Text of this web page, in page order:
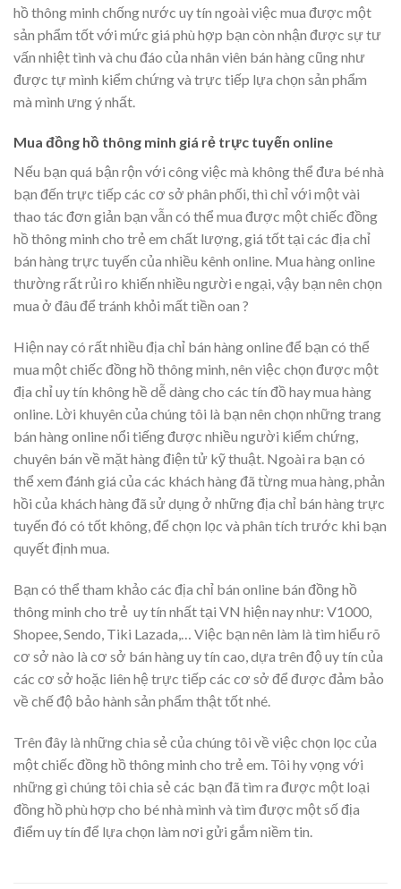
hồ thông minh chống nước uy tín ngoài việc mua được một
sản phẩm tốt với mức giá phù hợp bạn còn nhận được sự tư
vấn nhiệt tình và chu đáo của nhân viên bán hàng cũng như
được tự mình kiểm chứng và trực tiếp lựa chọn sản phẩm
mà mình ưng ý nhất.
Mua đồng hồ thông minh giá rẻ trực tuyến online
Nếu bạn quá bận rộn với công việc mà không thể đưa bé nhà
bạn đến trực tiếp các cơ sở phân phối, thì chỉ với một vài
thao tác đơn giản bạn vẫn có thể mua được một chiếc đồng
hồ thông minh cho trẻ em chất lượng, giá tốt tại các địa chỉ
bán hàng trực tuyến của nhiều kênh online. Mua hàng online
thường rất rủi ro khiến nhiều người e ngại, vậy bạn nên chọn
mua ở đâu để tránh khỏi mất tiền oan ?
Hiện nay có rất nhiều địa chỉ bán hàng online để bạn có thể
mua một chiếc đồng hồ thông minh, nên việc chọn được một
địa chỉ uy tín không hề dễ dàng cho các tín đồ hay mua hàng
online. Lời khuyên của chúng tôi là bạn nên chọn những trang
bán hàng online nổi tiếng được nhiều người kiểm chứng,
chuyên bán về mặt hàng điện tử kỹ thuật. Ngoài ra bạn có
thể xem đánh giá của các khách hàng đã từng mua hàng, phản
hồi của khách hàng đã sử dụng ở những địa chỉ bán hàng trực
tuyến đó có tốt không, để chọn lọc và phân tích trước khi bạn
quyết định mua.
Bạn có thể tham khảo các địa chỉ bán online bán đồng hồ
thông minh cho trẻ uy tín nhất tại VN hiện nay như: V1000,
Shopee, Sendo, Tiki Lazada,… Việc bạn nên làm là tìm hiểu rõ
cơ sở nào là cơ sở bán hàng uy tín cao, dựa trên độ uy tín của
các cơ sở hoặc liên hệ trực tiếp các cơ sở để được đảm bảo
về chế độ bảo hành sản phẩm thật tốt nhé.
Trên đây là những chia sẻ của chúng tôi về việc chọn lọc của
một chiếc đồng hồ thông minh cho trẻ em. Tôi hy vọng với
những gì chúng tôi chia sẻ các bạn đã tìm ra được một loại
đồng hồ phù hợp cho bé nhà mình và tìm được một số địa
điểm uy tín để lựa chọn làm nơi gửi gắm niềm tin.